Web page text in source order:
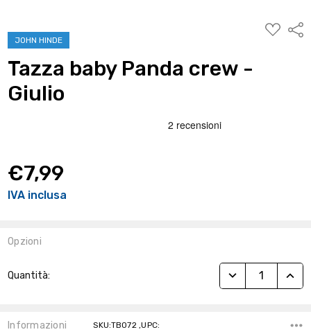
JOHN HINDE
ALLA
Tazza baby Panda crew -
Giulio
€7,99
IVA inclusa
Opzioni
Attuale:
Quantità: RIDUCI
Informazioni SKU:TB072 ,UPC: